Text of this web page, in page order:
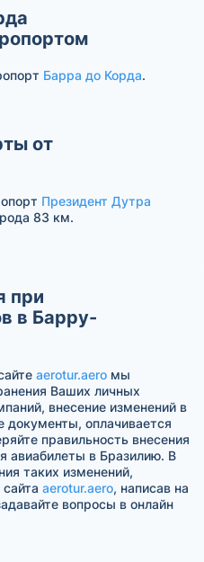
Барра до Корда.
от
Президент Дутра
83 км.
при
в Барру-
aerotur.aero мы
Ваших личных
внесение изменений в
документы, оплачивается
правильность внесения
авиабилеты в Бразилию. В
таких изменений,
aerotur.aero, написав на
вопросы в онлайн